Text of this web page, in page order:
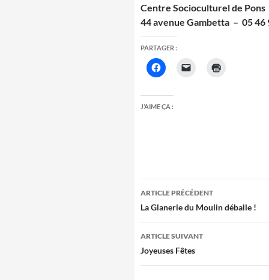
Centre Socioculturel de Pons
44 avenue Gambetta – 05 46
PARTAGER :
J’AIME ÇA :
Navigation
des
articles
ARTICLE PRÉCÉDENT
La Glanerie du Moulin déballe !
ARTICLE SUIVANT
Joyeuses Fêtes